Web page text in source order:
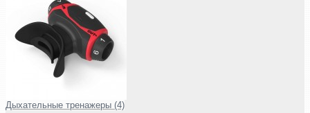
Дыхательные тренажеры (4)